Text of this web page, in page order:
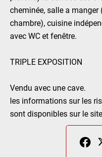
cheminée, salle a
chambre), cuisine
avec WC et fenêtre.
TRIPLE EXPOSITION
Vendu avec une cave.
les informations sur les
sont disponibles sur le